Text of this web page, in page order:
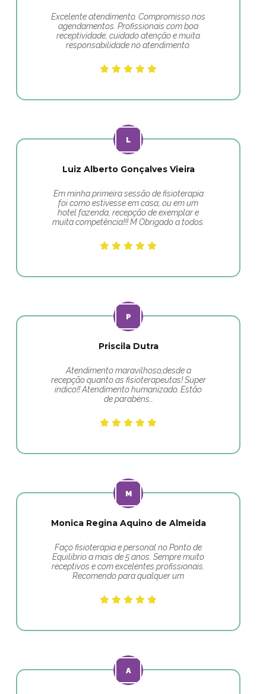
Excelente atendimento. Compromisso nos
agendamentos. Profissionais com boa
receptividade, cuidado atenção e muita
responsabilidade no atendimento.
Luiz Alberto Gonçalves Vieira
Em minha primeira sessão de fisioterapia
foi como estivesse em casa, ou em um
hotel fazenda, recepção de exemplar e
muita competência!!! M Obrigado a todos.
Priscila Dutra
Atendimento maravilhoso,desde a
recepção quanto as fisioterapeutas! Super
indico!! Atendimento humanizado. Estão
de parabéns…
Monica Regina Aquino de Almeida
Faço fisioterapia e personal no Ponto de
Equilibrio a mais de 5 anos. Sempre muito
receptivos e com excelentes profissionais.
Recomendo para qualquer um